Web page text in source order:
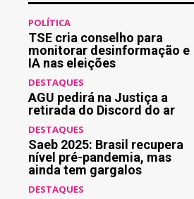
POLÍTICA
TSE cria conselho para
monitorar desinformação e
IA nas eleições
DESTAQUES
AGU pedirá na Justiça a
retirada do Discord do ar
DESTAQUES
Saeb 2025: Brasil recupera
nível pré-pandemia, mas
ainda tem gargalos
DESTAQUES